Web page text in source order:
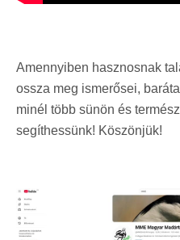
Amennyiben hasznosnak
ossza meg ismerősei,
minél több sünön és
segíthessünk! Köszönjük!